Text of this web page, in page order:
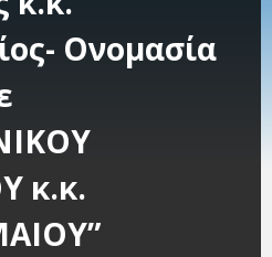
Ονομασία
κ.κ.